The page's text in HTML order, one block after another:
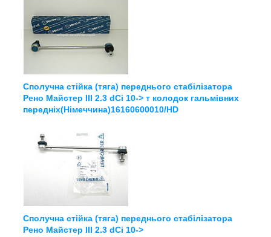
Сполучна стійка (тяга) переднього стабілізатора
Рено Майстер III 2.3 dCi 10-> т колодок гальмівних
передніх(Німеччина)16160600010/HD
Сполучна стійка (тяга) переднього стабілізатора
Рено Майстер III 2.3 dCi 10->